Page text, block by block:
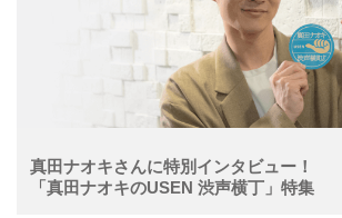
真田ナオキさんに特別インタビュー！
「真田ナオキのUSEN 渋声横丁」特集